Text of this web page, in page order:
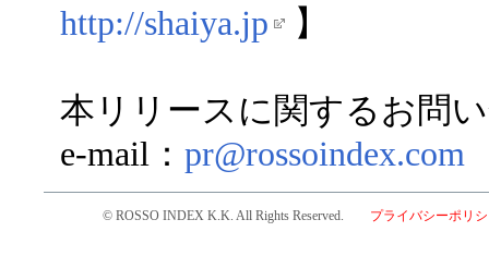
http://shaiya.jp
】
本リリースに関するお問
e-mail： pr@rossoindex.com